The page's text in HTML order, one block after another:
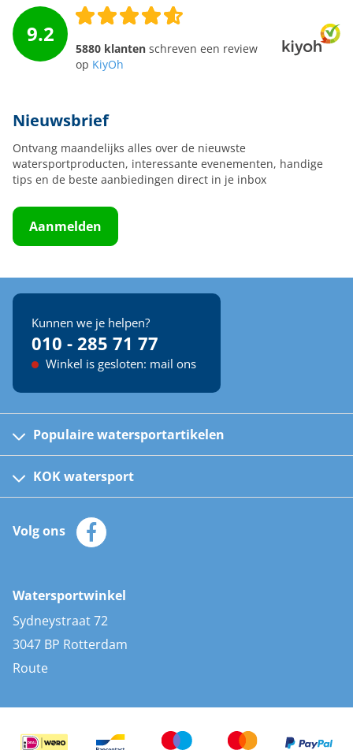
9.2
5880 klanten schreven een review
op KiyOh
Nieuwsbrief
Ontvang maandelijks alles over de nieuwste
watersportproducten, interessante evenementen, handige
tips en de beste aanbiedingen direct in je inbox
Aanmelden
Kunnen we je helpen?
010 - 285 71 77
Winkel is gesloten: mail ons
Populaire watersportartikelen
Kinder reddingsvesten
Automatische reddingsvesten
Zeilkleding
Zonnepanelen
AIS transponders
Stootwillen en fenders
Bootkussens
Zwemtrappen
KOK watersport
Klantenservice
Merken
Volg ons
Watersportwinkel
Sydneystraat 72
3047 BP Rotterdam
Route